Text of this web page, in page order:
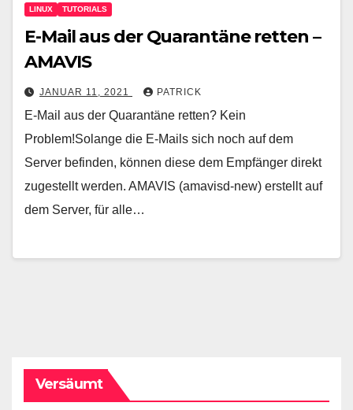
LINUX TUTORIALS
E-Mail aus der Quarantäne retten –
AMAVIS
JANUAR 11, 2021 PATRICK
E-Mail aus der Quarantäne retten? Kein
Problem!Solange die E-Mails sich noch auf dem
Server befinden, können diese dem Empfänger direkt
zugestellt werden. AMAVIS (amavisd-new) erstellt auf
dem Server, für alle…
Versäumt